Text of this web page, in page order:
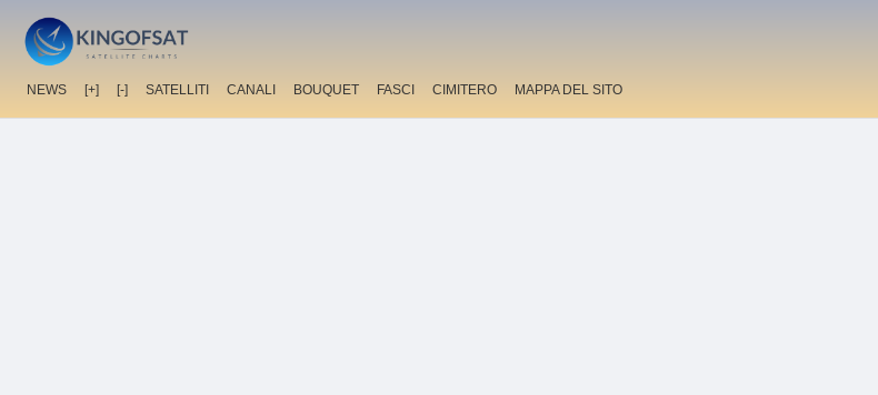
NEWS [+] [-] SATELLITI CANALI BOUQUET FASCI CIMITERO MAPPA DEL SITO